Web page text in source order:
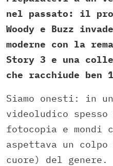
nel passato: il
Woody e Buzz
moderne con la
Story 3 e una
che racchiude
Siamo onesti: in
videoludico spesso
fotocopia e mondi
aspettava un
cuore) del genere.